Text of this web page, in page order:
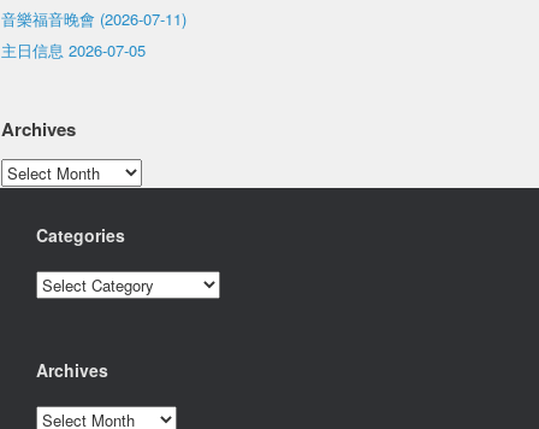
音樂福音晚會 (2026-07-11)
主日信息 2026-07-05
Archives
Archives
Categories
Categories
Archives
Archives